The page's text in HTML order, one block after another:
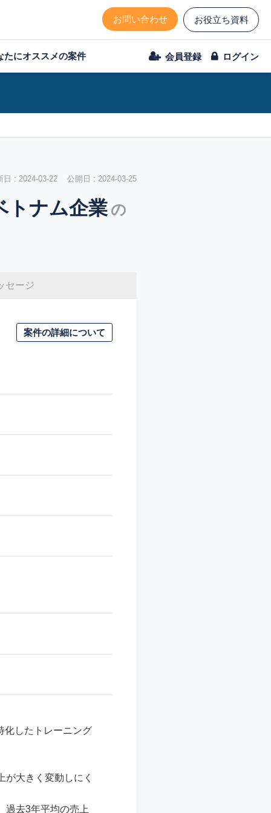
お問い合わせ お役立ち資料
たにオススメの案件 会員登録 ログイン
日 : 2024-03-22 公開日 : 2024-03-25
トナム企業 の
セージ
案件の詳細について
化したトレーニング
大きく変動しにく
過去3年平均の売上